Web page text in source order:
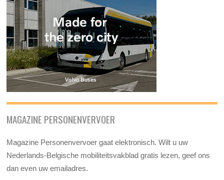
MAGAZINE PERSONENVERVOER
Magazine Personenvervoer gaat elektronisch. Wilt u uw
Nederlands-Belgische mobiliteitsvakblad gratis lezen, geef ons
dan even uw emailadres.